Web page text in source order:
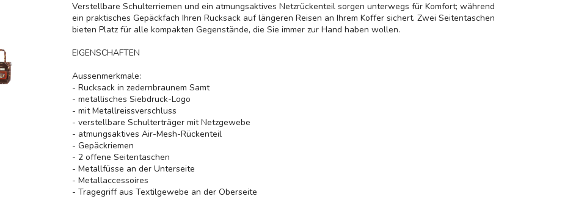
Verstellbare Schulterriemen und ein atmungsaktives Netzrückenteil sorgen unterwegs für Komfort; während
ein praktisches Gepäckfach Ihren Rucksack auf längeren Reisen an Ihrem Koffer sichert. Zwei Seitentaschen
bieten Platz für alle kompakten Gegenstände, die Sie immer zur Hand haben wollen.
EIGENSCHAFTEN
Aussenmerkmale:
- Rucksack in zedernbraunem Samt
- metallisches Siebdruck-Logo
- mit Metallreissverschluss
- verstellbare Schulterträger mit Netzgewebe
- atmungsaktives Air-Mesh-Rückenteil
- Gepäckriemen
- 2 offene Seitentaschen
- Metallfüsse an der Unterseite
- Metallaccessoires
- Tragegriff aus Textilgewebe an der Oberseite